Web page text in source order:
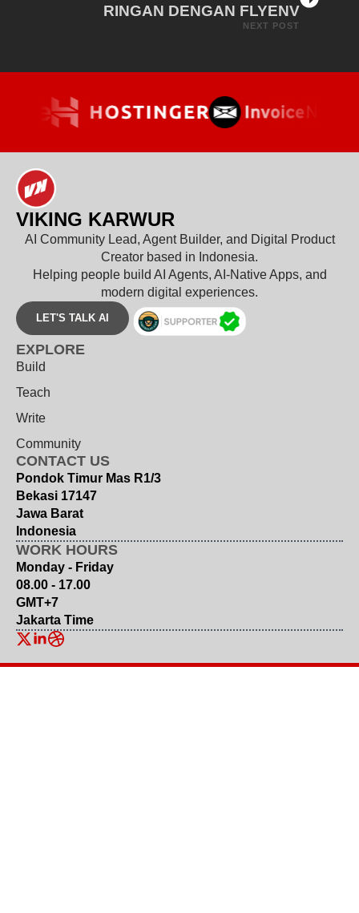
RINGAN DENGAN FLYENV
NEXT POST
VIKING KARWUR
AI Community Lead, Agent Builder, and Digital Product
Creator based in Indonesia.
Helping people build AI Agents, AI-Native Apps, and
modern digital experiences.
LET'S TALK AI
EXPLORE
Build
Teach
Write
Community
CONTACT US
Pondok Timur Mas R1/3
Bekasi 17147
Jawa Barat
Indonesia
WORK HOURS
Monday - Friday
08.00 - 17.00
GMT+7
Jakarta Time